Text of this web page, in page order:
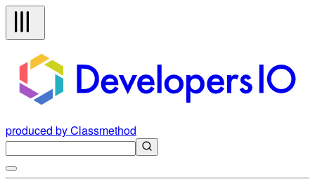
produced by Classmethod